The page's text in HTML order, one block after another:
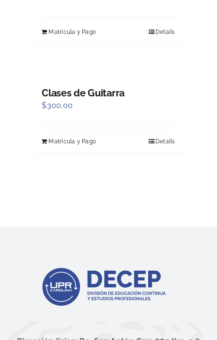
Matrícula y Pago Details
Clases de Guitarra
$300.00
Matrícula y Pago Details